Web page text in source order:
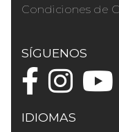
Condiciones de
SÍGUENOS
IDIOMAS